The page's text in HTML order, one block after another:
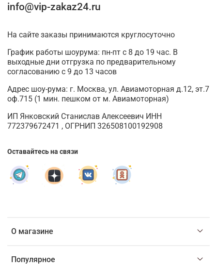
О магазине
Популярное
info@vip-zakaz24.ru
На сайте заказы принимаются круглосуточно
График работы шоурума: пн-пт с 8 до 19 час. В
выходные дни отгрузка по предварительному
согласованию с 9 до 13 часов
Адрес шоу-рума: г. Москва, ул. Авиамоторная д.12, эт.7
оф.715 (1 мин. пешком от м. Авиамоторная)
ИП Янковский Станислав Алексеевич ИНН
772379672471 , ОГРНИП 326508100192908
Оставайтесь на связи